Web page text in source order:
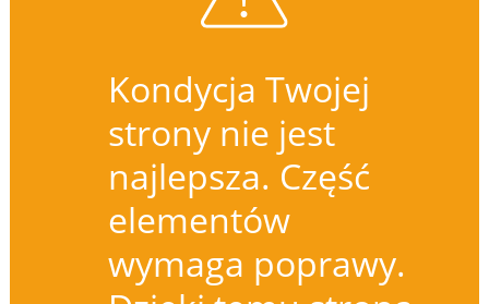
Kondycja Twojej
strony nie jest
najlepsza. Część
elementów
wymaga poprawy.